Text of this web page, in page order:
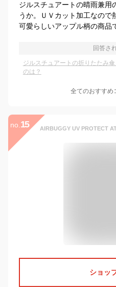
ジルスチュアートの晴雨兼用
うか。ＵＶカット加工なので
可愛らしいアップル柄の商品
回答さ
ジルスチュアートの折りたたみ
のは？
全てのおすすめ
no. 15
ショッ